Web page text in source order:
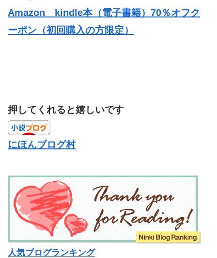
Amazon kindle本（電子書籍）70％オフク
ーポン（初回購入の方限定）
押してくれると嬉しいです
にほんブログ村
人気ブログランキング